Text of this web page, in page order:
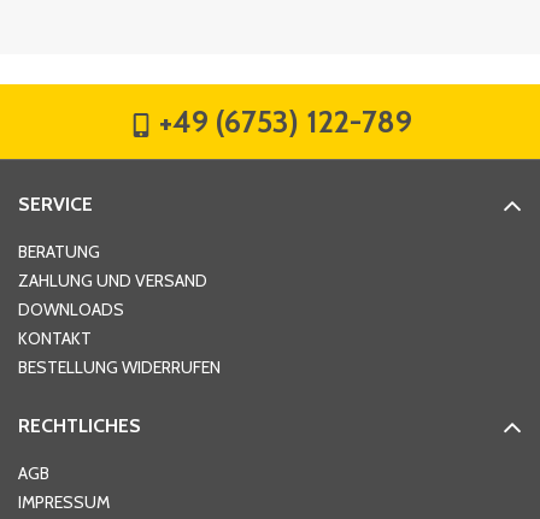
Hausnummer
Ort*
+49 (6753) 122-789
SERVICE
BERATUNG
ZAHLUNG UND VERSAND
DOWNLOADS
KONTAKT
BESTELLUNG WIDERRUFEN
RECHTLICHES
AGB
IMPRESSUM